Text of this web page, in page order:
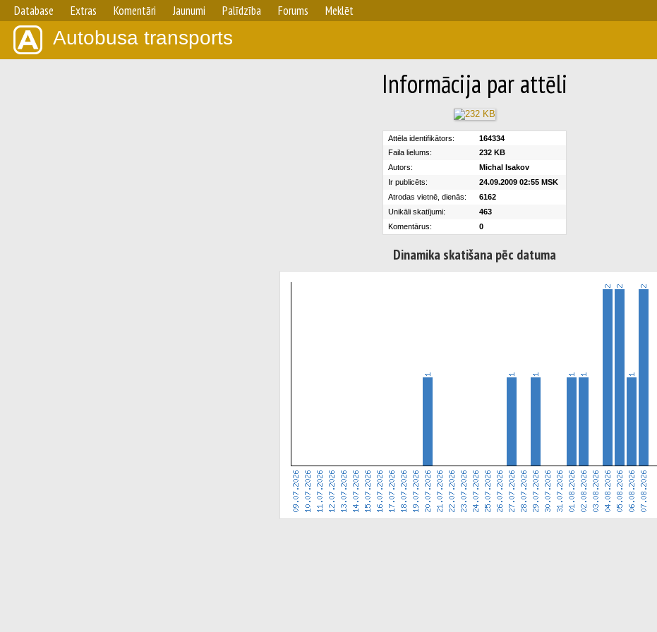
Database Extras Komentāri Jaunumi Palīdzība Forums Meklēt
Autobusa transports
Informācija par attēli
Attēla identifikātors:
164334
Faila lielums:
232 KB
Autors:
Michal Isakov
Ir publicēts:
24.09.2009 02:55 MSK
Atrodas vietnē, dienās:
6162
Unikāli skatījumi:
463
Komentārus:
0
Dinamika skatišana pēc datuma